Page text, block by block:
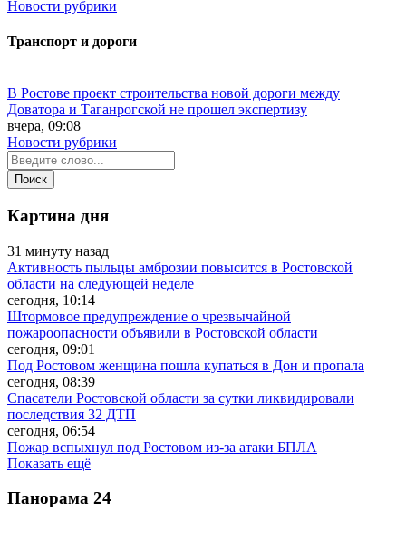
Новости рубрики
Транспорт и дороги
В Ростове проект строительства новой дороги между
Доватора и Таганрогской не прошел экспертизу
вчера, 09:08
Новости рубрики
Картина дня
31 минуту назад
Активность пыльцы амброзии повысится в Ростовской
области на следующей неделе
сегодня, 10:14
Штормовое предупреждение о чрезвычайной
пожароопасности объявили в Ростовской области
сегодня, 09:01
Под Ростовом женщина пошла купаться в Дон и пропала
сегодня, 08:39
Спасатели Ростовской области за сутки ликвидировали
последствия 32 ДТП
сегодня, 06:54
Пожар вспыхнул под Ростовом из-за атаки БПЛА
Показать ещё
Панорама 24